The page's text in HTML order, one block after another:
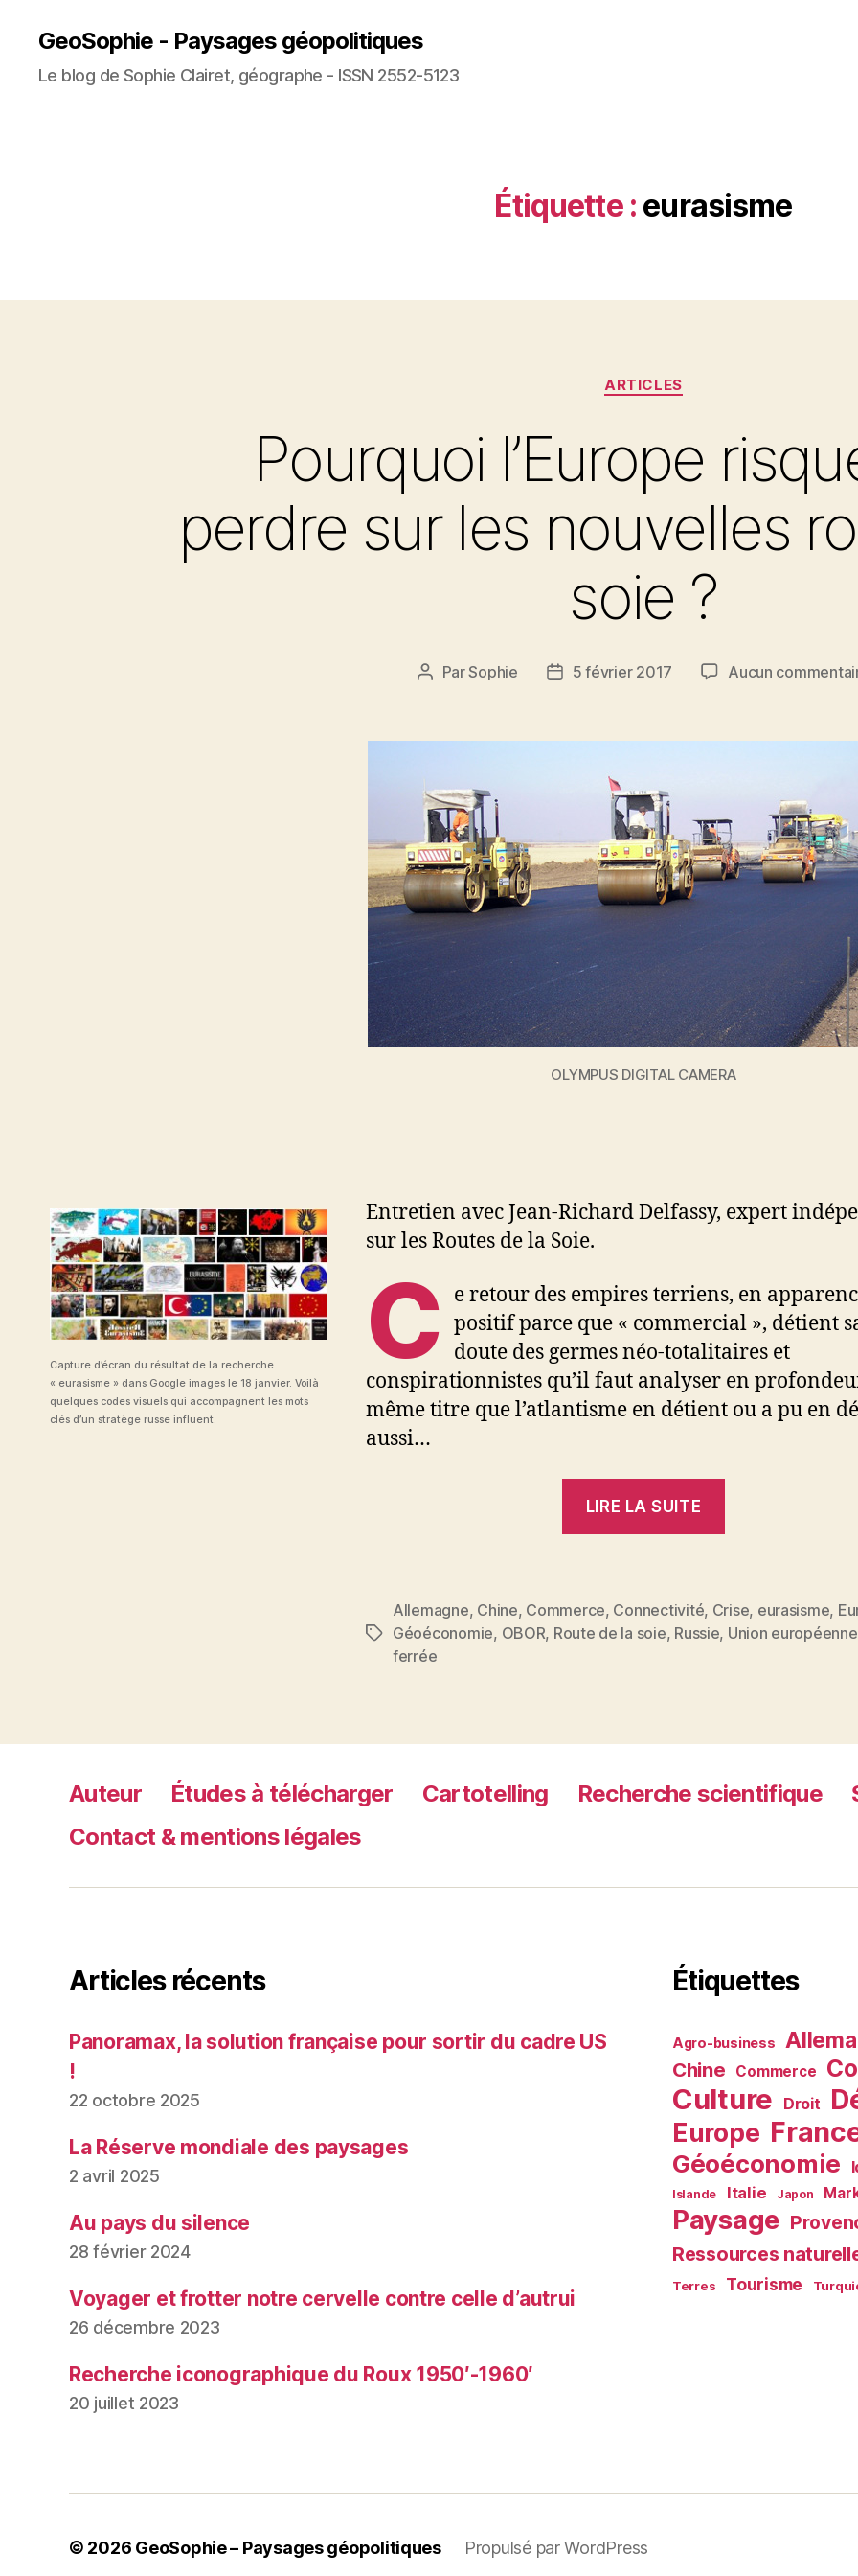
GeoSophie - Paysages géopolitiques
Le blog de Sophie Clairet, géographe - ISSN 2552-5123
Étiquette : eurasisme
Catégories
ARTICLES
Pourquoi l’Europe
perdre sur les nouvelles
soie ?
Auteur
ParSophie
Date5 février 2017 Aucun
OLYMPUS DIGITAL CAMERA
Capture d’écran du résultat de la recherche
« eurasisme » dans Google images le 18 janvier. Voilà
quelques codes visuels qui accompagnent les mots
clés d’un stratège russe influent.
Entretien avec Jean-Richard Delfassy, expert
sur les Routes de la Soie.
C e retour des empires terriens, en
positif parce que « commercial », détient
doute des germes néo-totalitaires et
conspirationnistes qu’il faut analyser en
même titre que l’atlantisme en détient ou a pu en
aussi…
LIRE LA SUITE
se
perdre
de
Étiquettes
Allemagne, Chine, Commerce, Connectivité, Crise, eurasisme,
Géoéconomie, OBOR, Route de la soie, Russie, Union européenne
ferrée
Auteur Études à télécharger Cartotelling Recherche scientifique
Contact & mentions légales
Articles récents
Panoramax, la solution française pour sortir du cadre US
!
22 octobre 2025
La Réserve mondiale des paysages
2 avril 2025
Au pays du silence
28 février 2024
Voyager et frotter notre cervelle contre celle d’autrui
26 décembre 2023
Recherche iconographique du Roux 1950′-1960′
20 juillet 2023
Étiquettes
Agro-business
Chine Commerce
Culture Droit
Europe
Géoéconomie
Islande Italie Japon
Paysage
Ressources
Terres Tourisme
© 2026 GeoSophie – Paysages géopolitiques Propulsé par WordPress